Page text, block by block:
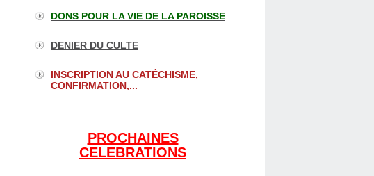
DONS POUR LA VIE DE LA PAROISSE
DENIER DU CULTE
INSCRIPTION AU CATÉCHISME,
CONFIRMATION,...
PROCHAINES
CELEBRATIONS